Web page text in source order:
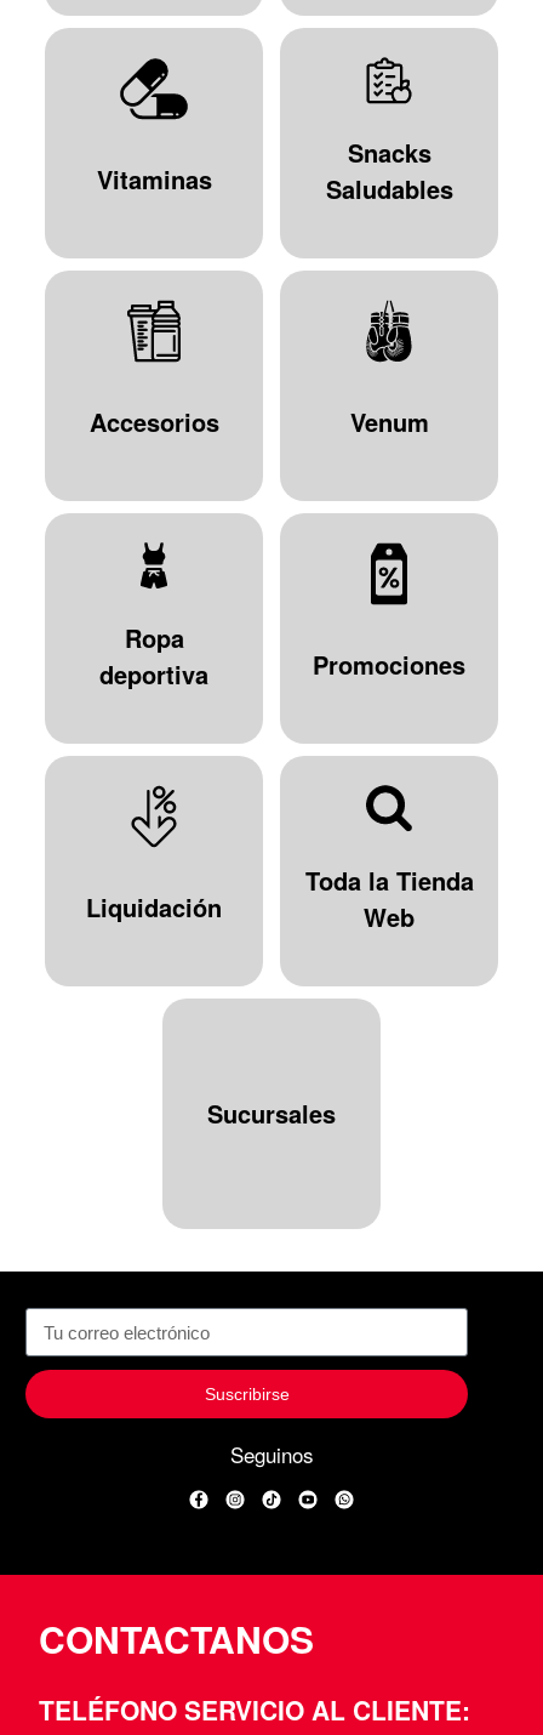
Vitaminas
Snacks
Saludables
Accesorios Venum
Ropa
deportiva
Promociones
Liquidación
Toda la Tienda
Web
Sucursales
Suscribirse
Seguinos
FacebookInstagram
TikTokYouTubeWhatsApp
CONTACTANOS
TELÉFONO SERVICIO AL CLIENTE: